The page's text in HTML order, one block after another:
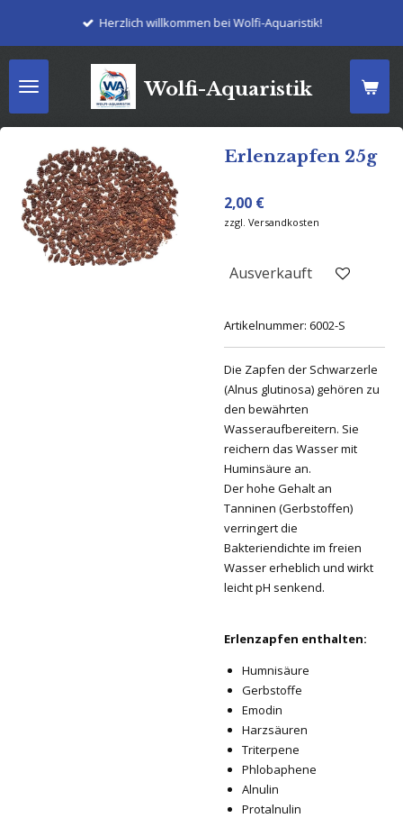
springen
Wolfi-Aquaristik
Herzlich willkommen bei Wolfi-Aquaristik!
Erlenzapfen 25g
2,00 €
zzgl. Versandkosten
Ausverkauft
Artikelnummer: 6002-S
Die Zapfen der Schwarzerle
(Alnus glutinosa) gehören zu
den bewährten
Wasseraufbereitern. Sie
reichern das Wasser mit
Huminsäure an.
Der hohe Gehalt an
Tanninen (Gerbstoffen)
verringert die
Bakteriendichte im freien
Wasser erheblich und wirkt
leicht pH senkend.
Erlenzapfen enthalten:
Humnisäure
Gerbstoffe
Emodin
Harzsäuren
Triterpene
Phlobaphene
Alnulin
Protalnulin